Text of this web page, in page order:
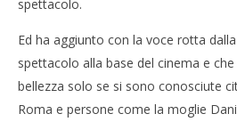
spettacolo.
Ed ha aggiunto con la voce rotta
spettacolo alla base del cinema e
bellezza solo se si sono conosciute
Roma e persone come la moglie